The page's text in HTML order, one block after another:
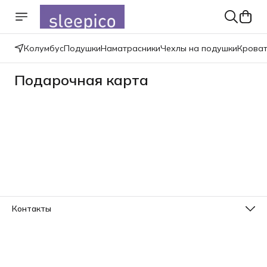
КолумбусПодушкиНаматрасникиЧехлы на подушки
Подарочная карта
Контакты